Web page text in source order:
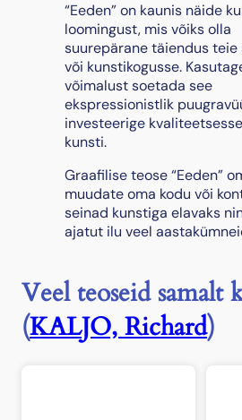
“Eeden” on kaunis näide
loomingust, mis võiks olla
suurepärane täiendus teie
või kunstikogusse.
võimalust soetada see
ekspressionistlik
investeerige
kunsti.
Graafilise teose “Eeden”
muudate oma kodu või
seinad kunstiga elavaks
ajatut ilu veel
Veel teoseid samalt
(KALJO, Richard)